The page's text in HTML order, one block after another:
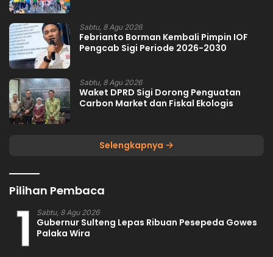
Sabtu, 8 Agu 2026
Febrianto Borman Kembali Pimpin IOF
Pengcab Sigi Periode 2026-2030
Sabtu, 8 Agu 2026
Waket DPRD Sigi Dorong Penguatan
Carbon Market dan Fiskal Ekologis
Selengkapnya
Pilihan Pembaca
1 Sabtu, 8 Agu 2026
Gubernur Sulteng Lepas Ribuan Pesepeda Gowes
Palaka Wira